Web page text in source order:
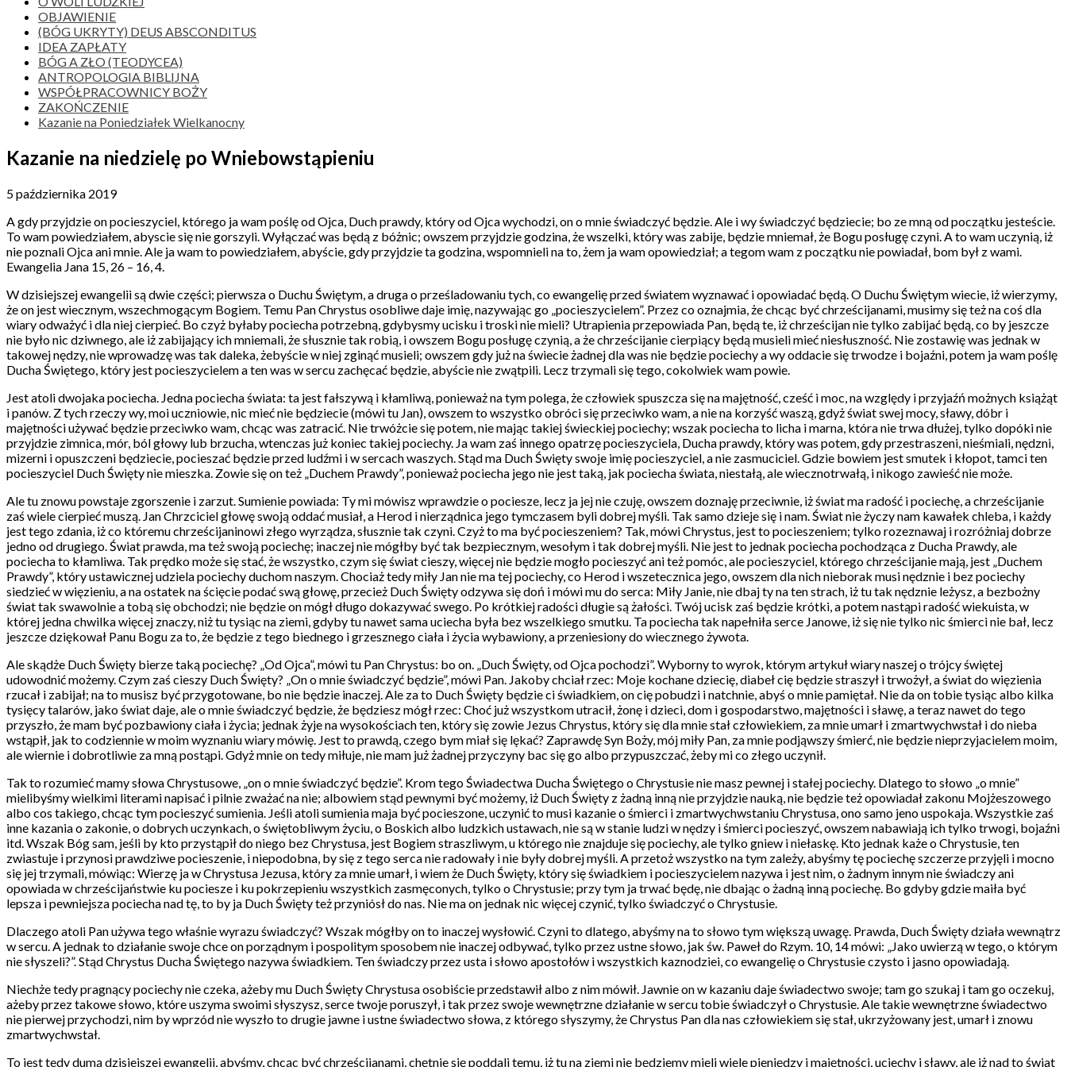
OBJAWIENIE
(BÓG UKRYTY) DEUS ABSCONDITUS
IDEA ZAPŁATY
BÓG A ZŁO (TEODYCEA)
ANTROPOLOGIA BIBLIJNA
WSPÓŁPRACOWNICY BOŻY
ZAKOŃCZENIE
Kazanie na Poniedziałek Wielkanocny
Kazanie na niedzielę po Wniebowstąpieniu
5 października 2019
A gdy przyjdzie on pocieszyciel, którego ja wam poślę od Ojca, Duch prawdy, który od Ojca wychodzi, on o mnie świadczyć będzie. Ale i wy świadczyć będziecie; bo ze mną od początku jesteście.
To wam powiedziałem, abyscie się nie gorszyli. Wyłączać was będą z bóżnic; owszem przyjdzie godzina, że wszelki, który was zabije, będzie mniemał, że Bogu posługę czyni. A to wam uczynią, iż
nie poznali Ojca ani mnie. Ale ja wam to powiedziałem, abyście, gdy przyjdzie ta godzina, wspomnieli na to, żem ja wam opowiedział; a tegom wam z początku nie powiadał, bom był z wami.
Ewangelia Jana 15, 26 – 16, 4.
W dzisiejszej ewangelii są dwie części; pierwsza o Duchu Świętym, a druga o prześladowaniu tych, co ewangelię przed światem wyznawać i opowiadać będą. O Duchu Świętym wiecie, iż wierzymy,
że on jest wiecznym, wszechmogącym Bogiem. Temu Pan Chrystus osobliwe daje imię, nazywając go „pocieszycielem”. Przez co oznajmia, że chcąc być chrześcijanami, musimy się też na coś dla
wiary odważyć i dla niej cierpieć. Bo czyż byłaby pociecha potrzebną, gdybysmy ucisku i troski nie mieli? Utrapienia przepowiada Pan, będą te, iż chrześcijan nie tylko zabijać będą, co by jeszcze
nie było nic dziwnego, ale iż zabijający ich mniemali, że słusznie tak robią, i owszem Bogu posługę czynią, a że chrześcijanie cierpiący będą musieli mieć niesłuszność. Nie zostawię was jednak w
takowej nędzy, nie wprowadzę was tak daleka, żebyście w niej zginąć musieli; owszem gdy już na świecie żadnej dla was nie będzie pociechy a wy oddacie się trwodze i bojaźni, potem ja wam poślę
Ducha Świętego, który jest pocieszycielem a ten was w sercu zachęcać będzie, abyście nie zwątpili. Lecz trzymali się tego, cokolwiek wam powie.
Jest atoli dwojaka pociecha. Jedna pociecha świata: ta jest fałszywą i kłamliwą, ponieważ na tym polega, że człowiek spuszcza się na majętność, cześć i moc, na względy i przyjaźń możnych książąt
i panów. Z tych rzeczy wy, moi uczniowie, nic mieć nie będziecie (mówi tu Jan), owszem to wszystko obróci się przeciwko wam, a nie na korzyść waszą, gdyż świat swej mocy, sławy, dóbr i
majętności używać będzie przeciwko wam, chcąc was zatracić. Nie trwóżcie się potem, nie mając takiej świeckiej pociechy; wszak pociecha to licha i marna, która nie trwa dłużej, tylko dopóki nie
przyjdzie zimnica, mór, ból głowy lub brzucha, wtenczas już koniec takiej pociechy. Ja wam zaś innego opatrzę pocieszyciela, Ducha prawdy, który was potem, gdy przestraszeni, nieśmiali, nędzni,
mizerni i opuszczeni będziecie, pocieszać będzie przed ludźmi i w sercach waszych. Stąd ma Duch Święty swoje imię pocieszyciel, a nie zasmuciciel. Gdzie bowiem jest smutek i kłopot, tamci ten
pocieszyciel Duch Święty nie mieszka. Zowie się on też „Duchem Prawdy”, ponieważ pociecha jego nie jest taką, jak pociecha świata, niestałą, ale wiecznotrwałą, i nikogo zawieść nie może.
Ale tu znowu powstaje zgorszenie i zarzut. Sumienie powiada: Ty mi mówisz wprawdzie o pociesze, lecz ja jej nie czuję, owszem doznaję przeciwnie, iż świat ma radość i pociechę, a chrześcijanie
zaś wiele cierpieć muszą. Jan Chrzciciel głowę swoją oddać musiał, a Herod i nierządnica jego tymczasem byli dobrej myśli. Tak samo dzieje się i nam. Świat nie życzy nam kawałek chleba, i każdy
jest tego zdania, iż co któremu chrześcijaninowi złego wyrządza, słusznie tak czyni. Czyż to ma być pocieszeniem? Tak, mówi Chrystus, jest to pocieszeniem; tylko rozeznawaj i rozróżniaj dobrze
jedno od drugiego. Świat prawda, ma też swoją pociechę; inaczej nie mógłby być tak bezpiecznym, wesołym i tak dobrej myśli. Nie jest to jednak pociecha pochodząca z Ducha Prawdy, ale
pociecha to kłamliwa. Tak prędko może się stać, że wszystko, czym się świat cieszy, więcej nie będzie mogło pocieszyć ani też pomóc, ale pocieszyciel, którego chrześcijanie mają, jest „Duchem
Prawdy”, który ustawicznej udziela pociechy duchom naszym. Chociaż tedy miły Jan nie ma tej pociechy, co Herod i wszetecznica jego, owszem dla nich nieborak musi nędznie i bez pociechy
siedzieć w więzieniu, a na ostatek na ścięcie podać swą głowę, przecież Duch Święty odzywa się doń i mówi mu do serca: Miły Janie, nie dbaj ty na ten strach, iż tu tak nędznie leżysz, a bezbożny
świat tak swawolnie a tobą się obchodzi; nie będzie on mógł długo dokazywać swego. Po krótkiej radości długie są żałości. Twój ucisk zaś będzie krótki, a potem nastąpi radość wiekuista, w
której jedna chwilka więcej znaczy, niż tu tysiąc na ziemi, gdyby tu nawet sama uciecha była bez wszelkiego smutku. Ta pociecha tak napełniła serce Janowe, iż się nie tylko nic śmierci nie bał, lecz
jeszcze dziękował Panu Bogu za to, że będzie z tego biednego i grzesznego ciała i życia wybawiony, a przeniesiony do wiecznego żywota.
Ale skądże Duch Święty bierze taką pociechę? „Od Ojca”, mówi tu Pan Chrystus: bo on. „Duch Święty, od Ojca pochodzi”. Wyborny to wyrok, którym artykuł wiary naszej o trójcy świętej
udowodnić możemy. Czym zaś cieszy Duch Święty? „On o mnie świadczyć będzie”, mówi Pan. Jakoby chciał rzec: Moje kochane dziecię, diabeł cię będzie straszył i trwożył, a świat do więzienia
rzucał i zabijał; na to musisz być przygotowane, bo nie będzie inaczej. Ale za to Duch Święty będzie ci świadkiem, on cię pobudzi i natchnie, abyś o mnie pamiętał. Nie da on tobie tysiąc albo kilka
tysięcy talarów, jako świat daje, ale o mnie świadczyć będzie, że będziesz mógł rzec: Choć już wszystkom utracił, żonę i dzieci, dom i gospodarstwo, majętności i sławę, a teraz nawet do tego
przyszło, że mam być pozbawiony ciała i życia; jednak żyje na wysokościach ten, który się zowie Jezus Chrystus, który się dla mnie stał człowiekiem, za mnie umarł i zmartwychwstał i do nieba
wstąpił, jak to codziennie w moim wyznaniu wiary mówię. Jest to prawdą, czego bym miał się lękać? Zaprawdę Syn Boży, mój miły Pan, za mnie podjąwszy śmierć, nie będzie nieprzyjacielem moim,
ale wiernie i dobrotliwie za mną postąpi. Gdyż mnie on tedy miłuje, nie mam już żadnej przyczyny bac się go albo przypuszczać, żeby mi co złego uczynił.
Tak to rozumieć mamy słowa Chrystusowe, „on o mnie świadczyć będzie”. Krom tego Świadectwa Ducha Świętego o Chrystusie nie masz pewnej i stałej pociechy. Dlatego to słowo „o mnie”
mielibyśmy wielkimi literami napisać i pilnie zważać na nie; albowiem stąd pewnymi być możemy, iż Duch Święty z żadną inną nie przyjdzie nauką, nie będzie też opowiadał zakonu Mojżeszowego
albo cos takiego, chcąc tym pocieszyć sumienia. Jeśli atoli sumienia maja być pocieszone, uczynić to musi kazanie o śmierci i zmartwychwstaniu Chrystusa, ono samo jeno uspokaja. Wszystkie zaś
inne kazania o zakonie, o dobrych uczynkach, o świętobliwym życiu, o Boskich albo ludzkich ustawach, nie są w stanie ludzi w nędzy i śmierci pocieszyć, owszem nabawiają ich tylko trwogi, bojaźni
itd. Wszak Bóg sam, jeśli by kto przystąpił do niego bez Chrystusa, jest Bogiem straszliwym, u którego nie znajduje się pociechy, ale tylko gniew i niełaskę. Kto jednak każe o Chrystusie, ten
zwiastuje i przynosi prawdziwe pocieszenie, i niepodobna, by się z tego serca nie radowały i nie były dobrej myśli. A przetoż wszystko na tym zależy, abyśmy tę pociechę szczerze przyjęli i mocno
się jej trzymali, mówiąc: Wierzę ja w Chrystusa Jezusa, który za mnie umarł, i wiem że Duch Święty, który się świadkiem i pocieszycielem nazywa i jest nim, o żadnym innym nie świadczy ani
opowiada w chrześcijaństwie ku pociesze i ku pokrzepieniu wszystkich zasmęconych, tylko o Chrystusie; przy tym ja trwać będę, nie dbając o żadną inną pociechę. Bo gdyby gdzie maiła być
lepsza i pewniejsza pociecha nad tę, to by ja Duch Święty też przyniósł do nas. Nie ma on jednak nic więcej czynić, tylko świadczyć o Chrystusie.
Dlaczego atoli Pan używa tego właśnie wyrazu świadczyć? Wszak mógłby on to inaczej wysłowić. Czyni to dlatego, abyśmy na to słowo tym większą uwagę. Prawda, Duch Święty działa wewnątrz
w sercu. A jednak to działanie swoje chce on porządnym i pospolitym sposobem nie inaczej odbywać, tylko przez ustne słowo, jak św. Paweł do Rzym. 10, 14 mówi: „Jako uwierzą w tego, o którym
nie słyszeli?”. Stąd Chrystus Ducha Świętego nazywa świadkiem. Ten świadczy przez usta i słowo apostołów i wszystkich kaznodziei, co ewangelię o Chrystusie czysto i jasno opowiadają.
Niechże tedy pragnący pociechy nie czeka, ażeby mu Duch Święty Chrystusa osobiście przedstawił albo z nim mówił. Jawnie on w kazaniu daje świadectwo swoje; tam go szukaj i tam go oczekuj,
ażeby przez takowe słowo, które uszyma swoimi słyszysz, serce twoje poruszył, i tak przez swoje wewnętrzne działanie w sercu tobie świadczył o Chrystusie. Ale takie wewnętrzne świadectwo
nie pierwej przychodzi, nim by wprzód nie wyszło to drugie jawne i ustne świadectwo słowa, z którego słyszymy, że Chrystus Pan dla nas człowiekiem się stał, ukrzyżowany jest, umarł i znowu
zmartwychwstał.
To jest tedy dumą dzisiejszej ewangelii, abyśmy, chcąc być chrześcijanami, chętnie się poddali temu, iż tu na ziemi nie będziemy mieli wiele pieniędzy i majętności, uciechy i sławy, ale iż nad to świat